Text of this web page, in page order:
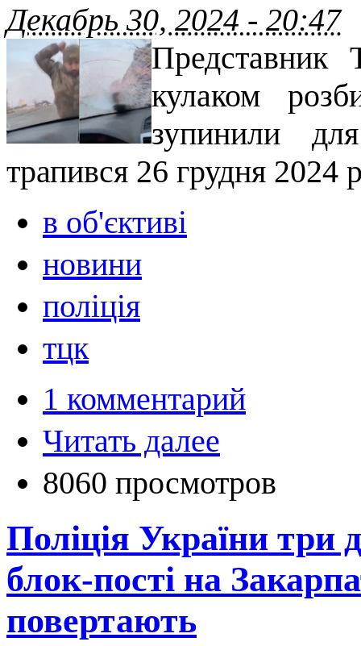
Декабрь 30, 2024 - 20:47
Представник
кулаком
зупинили
трапився 26 грудня 2024
в об'єктиві
новини
поліція
тцк
1 комментарий
Читать далее
8060 просмотров
Поліція України три
блок-пості на
повертають